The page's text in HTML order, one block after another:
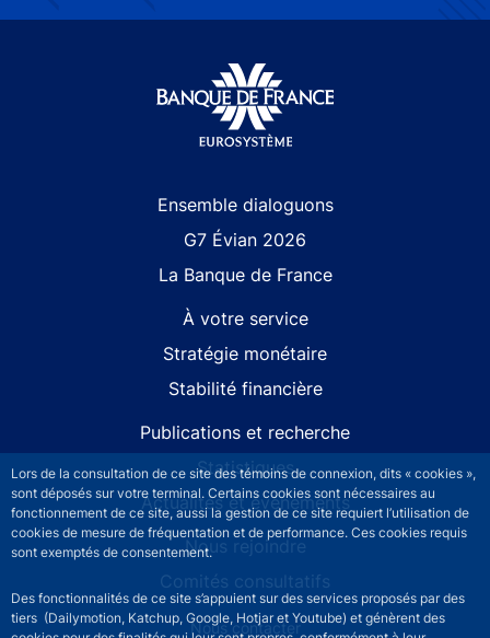
Lors de la consultation de ce site des témoins de connexion, dits « cookies »,
sont déposés sur votre terminal. Certains cookies sont nécessaires au
fonctionnement de ce site, aussi la gestion de ce site requiert l’utilisation de
cookies de mesure de fréquentation et de performance. Ces cookies requis
sont exemptés de consentement.
Des fonctionnalités de ce site s’appuient sur des services proposés par des
tiers (Dailymotion, Katchup, Google, Hotjar et Youtube) et génèrent des
Ensemble dialoguons
G7 Évian 2026
La Banque de France
À votre service
Stratégie monétaire
Stabilité financière
Publications et recherche
Statistiques
Actualités et événements
Nous rejoindre
Comités consultatifs
Footer secondary menuNous contacter